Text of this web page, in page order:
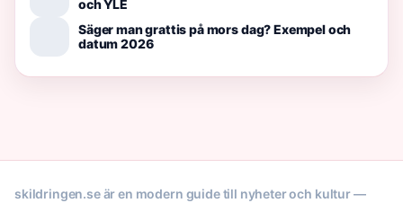
och YLE
Säger man grattis på mors dag? Exempel och
datum 2026
skildringen.se är en modern guide till nyheter och kultur —